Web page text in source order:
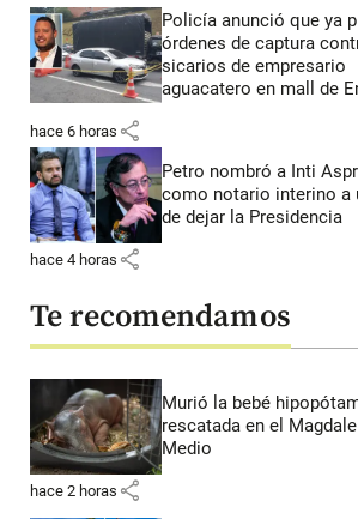
Policía anunció que ya
órdenes de captura
sicarios de empresario
aguacatero en mall de
hace 6 horas share
Petro nombró a Inti
como notario interino a
de dejar la Presidencia
hace 4 horas share
Te recomendamos
Murió la bebé
rescatada en el
Medio
hace 2 horas share